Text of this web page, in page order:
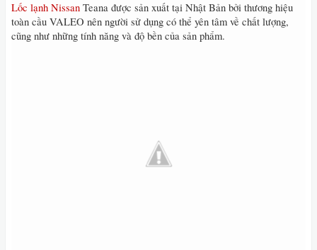
Lốc lạnh Nissan Teana được sản xuất tại Nhật Bản bởi thương hiệu
toàn cầu VALEO nên người sử dụng có thể yên tâm về chất lượng,
cũng như những tính năng và độ bền của sản phẩm.